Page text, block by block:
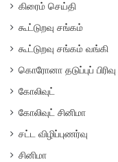
கிரைம் செய்தி
கூட்டுறவு சங்கம்
கூட்டுறவு சங்கம் வங்கி
கொரோனா தடுப்புப் பிரிவு
கோலிவுட்
கோலிவுட் சினிமா
சட்ட விழிப்புணர்வு
சினிமா